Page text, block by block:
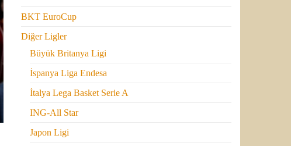
BKT EuroCup
Diğer Ligler
Büyük Britanya Ligi
İspanya Liga Endesa
İtalya Lega Basket Serie A
ING-All Star
Japon Ligi